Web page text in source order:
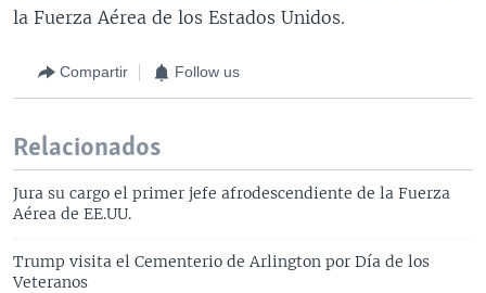
la Fuerza Aérea de los Estados Unidos.
Compartir Follow us
Relacionados
Jura su cargo el primer jefe afrodescendiente de la Fuerza
Aérea de EE.UU.
Trump visita el Cementerio de Arlington por Día de los
Veteranos